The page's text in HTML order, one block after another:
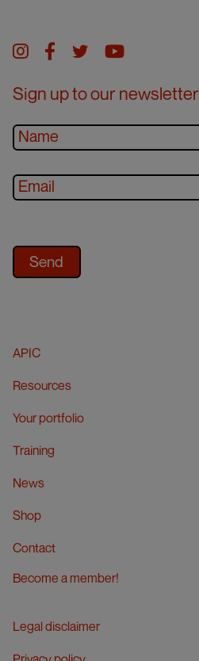
Instagram
facebook
twitteryoutube
Sign up to our newsletter
APIC
Resources
Your portfolio
Training
News
Shop
Contact
Become a member!
Legal disclaimer